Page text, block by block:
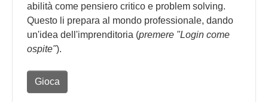
abilità come pensiero critico e problem solving.
Questo li prepara al mondo professionale, dando
un'idea dell'imprenditoria (premere "Login come
ospite").
Gioca